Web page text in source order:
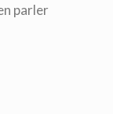
parler